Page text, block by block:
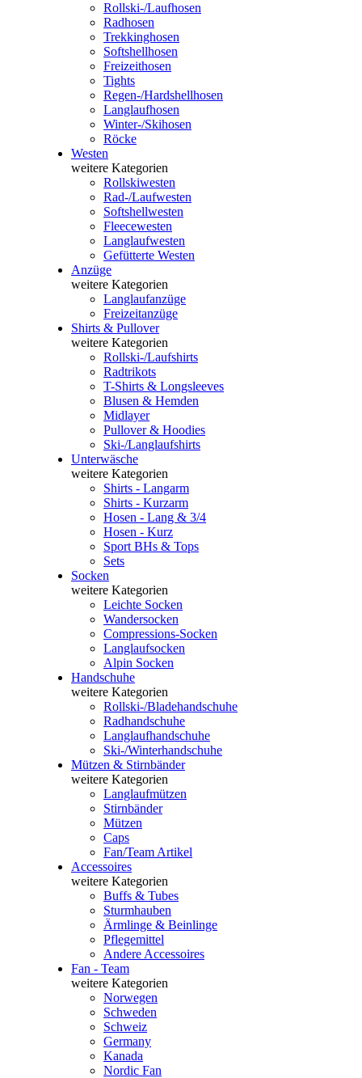
Rollski-/Laufhosen
Radhosen
Trekkinghosen
Softshellhosen
Freizeithosen
Tights
Regen-/Hardshellhosen
Langlaufhosen
Winter-/Skihosen
Röcke
Westen
weitere Kategorien
Rollskiwesten
Rad-/Laufwesten
Softshellwesten
Fleecewesten
Langlaufwesten
Gefütterte Westen
Anzüge
weitere Kategorien
Langlaufanzüge
Freizeitanzüge
Shirts & Pullover
weitere Kategorien
Rollski-/Laufshirts
Radtrikots
T-Shirts & Longsleeves
Blusen & Hemden
Midlayer
Pullover & Hoodies
Ski-/Langlaufshirts
Unterwäsche
weitere Kategorien
Shirts - Langarm
Shirts - Kurzarm
Hosen - Lang & 3/4
Hosen - Kurz
Sport BHs & Tops
Sets
Socken
weitere Kategorien
Leichte Socken
Wandersocken
Compressions-Socken
Langlaufsocken
Alpin Socken
Handschuhe
weitere Kategorien
Rollski-/Bladehandschuhe
Radhandschuhe
Langlaufhandschuhe
Ski-/Winterhandschuhe
Mützen & Stirnbänder
weitere Kategorien
Langlaufmützen
Stirnbänder
Mützen
Caps
Fan/Team Artikel
Accessoires
weitere Kategorien
Buffs & Tubes
Sturmhauben
Ärmlinge & Beinlinge
Pflegemittel
Andere Accessoires
Fan - Team
weitere Kategorien
Norwegen
Schweden
Schweiz
Germany
Kanada
Nordic Fan